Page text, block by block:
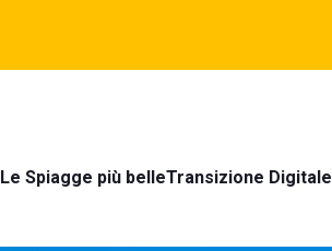
Le Spiagge più belleTransizione Digitale